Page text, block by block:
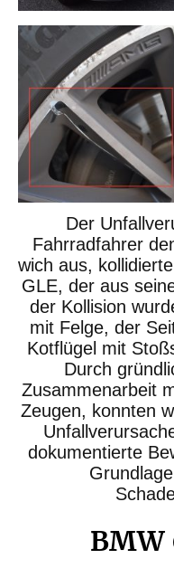
Der
Fahrradfahrer
wich aus,
GLE, der aus
der Kollision
mit Felge, der
Kotflügel mit
Durch
Zusammenarbeit
Zeugen, konnten
dokumentierte
BMW